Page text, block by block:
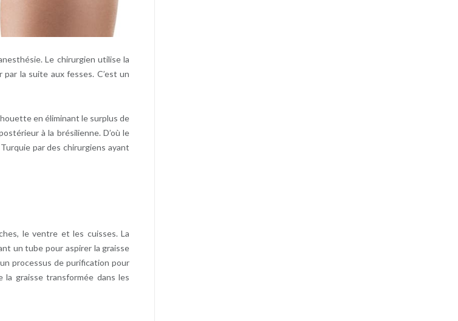
Le chirurgien utilise la
la suite aux fesses. C’est un
en éliminant le surplus de
à la brésilienne. D’où le
par des chirurgiens ayant
le ventre et les cuisses. La
un tube pour aspirer la graisse
processus de purification pour
graisse transformée dans les